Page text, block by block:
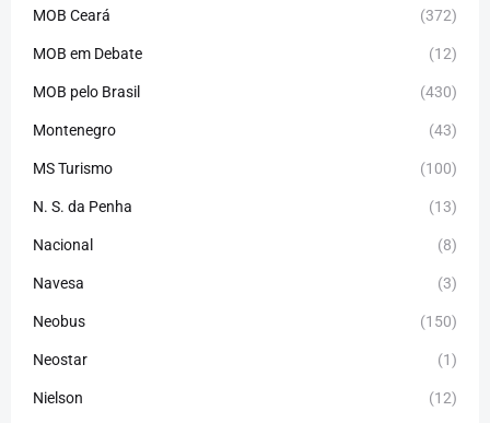
MOB Ceará (372)
MOB em Debate (12)
MOB pelo Brasil (430)
Montenegro (43)
MS Turismo (100)
N. S. da Penha (13)
Nacional (8)
Navesa (3)
Neobus (150)
Neostar (1)
Nielson (12)